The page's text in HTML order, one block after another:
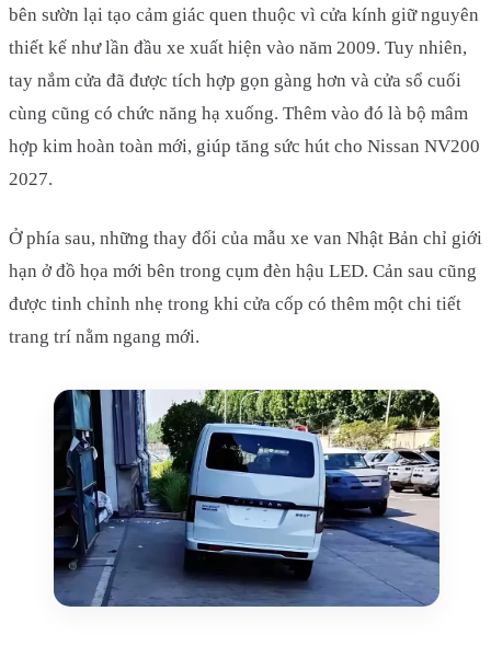
bên sườn lại tạo cảm giác quen thuộc vì cửa kính giữ nguyên
thiết kế như lần đầu xe xuất hiện vào năm 2009. Tuy nhiên,
tay nắm cửa đã được tích hợp gọn gàng hơn và cửa sổ cuối
cùng cũng có chức năng hạ xuống. Thêm vào đó là bộ mâm
hợp kim hoàn toàn mới, giúp tăng sức hút cho Nissan NV200
2027.
Ở phía sau, những thay đổi của mẫu xe van Nhật Bản chỉ giới
hạn ở đồ họa mới bên trong cụm đèn hậu LED. Cản sau cũng
được tinh chỉnh nhẹ trong khi cửa cốp có thêm một chi tiết
trang trí nằm ngang mới.